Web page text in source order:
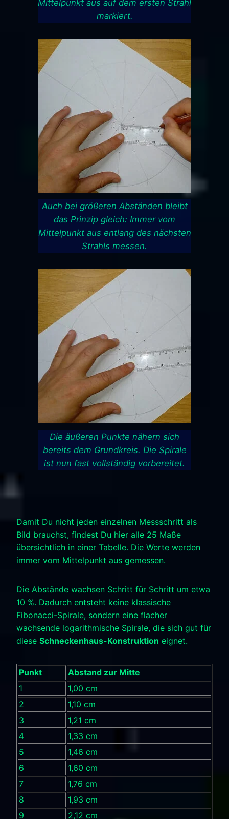
Mittelpunkt aus auf dem ersten Strahl
markiert.
Auch bei größeren Abständen bleibt
das Prinzip gleich: Immer vom
Mittelpunkt aus entlang des nächsten
Strahls messen.
Die äußeren Punkte nähern sich
bereits dem Grundkreis. Die Spirale
ist nun fast vollständig vorbereitet.
Damit Du nicht jeden einzelnen Messschritt als
Bild brauchst, findest Du hier alle 25 Maße
übersichtlich in einer Tabelle. Die Werte werden
immer vom Mittelpunkt aus gemessen.
Die Abstände wachsen Schritt für Schritt um etwa
10 %. Dadurch entsteht keine klassische
Fibonacci-Spirale, sondern eine flacher
wachsende logarithmische Spirale, die sich gut für
diese Schneckenhaus-Konstruktion eignet.
Punkt
Abstand zur Mitte
1
1,00 cm
2
1,10 cm
3
1,21 cm
4
1,33 cm
5
1,46 cm
6
1,60 cm
7
1,76 cm
8
1,93 cm
9
2,12 cm